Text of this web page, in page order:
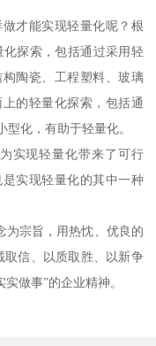
才能实现轻量化呢？根
探索，包括通过采用轻
陶瓷、工程塑料、玻璃
的轻量化探索，包括通
化，有助于轻量化。
实现轻量化带来了可行
实现轻量化的其中一种
为宗旨，用热忱、优良的
取信、以质取胜、以新争
做事”的企业精神。